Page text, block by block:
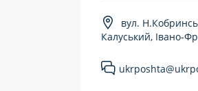
Працюють
вул.
Калуський, Івано-